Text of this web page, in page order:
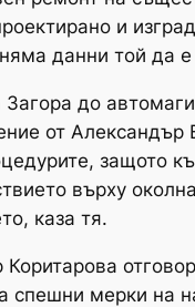
и
данни той да
до
от
защото
върху
каза тя.
мерки на